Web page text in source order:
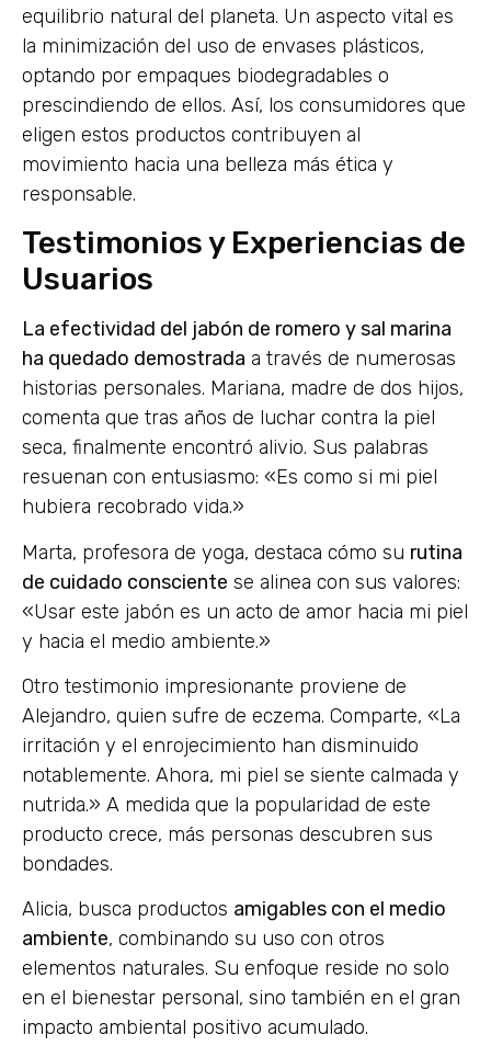
equilibrio natural del planeta. Un aspecto vital es
la minimización del uso de envases plásticos,
optando por empaques biodegradables o
prescindiendo de ellos. Así, los consumidores que
eligen estos productos contribuyen al
movimiento hacia una belleza más ética y
responsable.
Testimonios y Experiencias de
Usuarios
La efectividad del jabón de romero y sal marina
ha quedado demostrada a través de numerosas
historias personales. Mariana, madre de dos hijos,
comenta que tras años de luchar contra la piel
seca, finalmente encontró alivio. Sus palabras
resuenan con entusiasmo: «Es como si mi piel
hubiera recobrado vida.»
Marta, profesora de yoga, destaca cómo su rutina
de cuidado consciente se alinea con sus valores:
«Usar este jabón es un acto de amor hacia mi piel
y hacia el medio ambiente.»
Otro testimonio impresionante proviene de
Alejandro, quien sufre de eczema. Comparte, «La
irritación y el enrojecimiento han disminuido
notablemente. Ahora, mi piel se siente calmada y
nutrida.» A medida que la popularidad de este
producto crece, más personas descubren sus
bondades.
Alicia, busca productos amigables con el medio
ambiente, combinando su uso con otros
elementos naturales. Su enfoque reside no solo
en el bienestar personal, sino también en el gran
impacto ambiental positivo acumulado.